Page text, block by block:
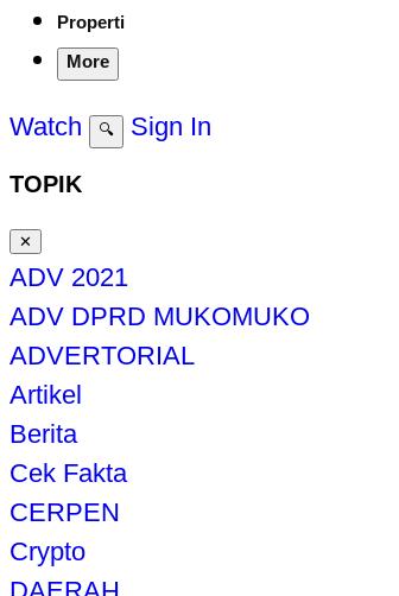
Properti
More
Watch 🔍 Sign In
TOPIK
✕
ADV 2021
ADV DPRD MUKOMUKO
ADVERTORIAL
Artikel
Berita
Cek Fakta
CERPEN
Crypto